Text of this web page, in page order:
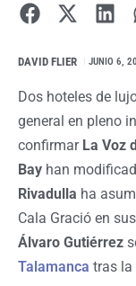
DAVID FLIER JUNIO 6,
Dos hoteles de
general en pleno
confirmar La Voz
Bay han
Rivadulla ha
Cala Gració en
Álvaro Gutiérrez
Talamanca tras la